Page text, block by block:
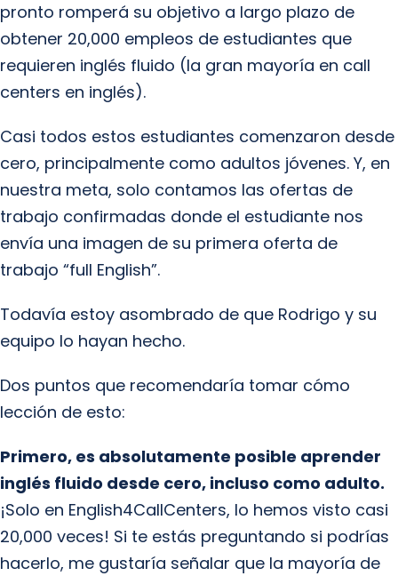
pronto romperá su objetivo a largo plazo de
obtener 20,000 empleos de estudiantes que
requieren inglés fluido (la gran mayoría en call
centers en inglés).
Casi todos estos estudiantes comenzaron desde
cero, principalmente como adultos jóvenes. Y, en
nuestra meta, solo contamos las ofertas de
trabajo confirmadas donde el estudiante nos
envía una imagen de su primera oferta de
trabajo “full English”.
Todavía estoy asombrado de que Rodrigo y su
equipo lo hayan hecho.
Dos puntos que recomendaría tomar cómo
lección de esto:
Primero, es absolutamente posible aprender
inglés fluido desde cero, incluso como adulto.
¡Solo en English4CallCenters, lo hemos visto casi
20,000 veces! Si te estás preguntando si podrías
hacerlo, me gustaría señalar que la mayoría de